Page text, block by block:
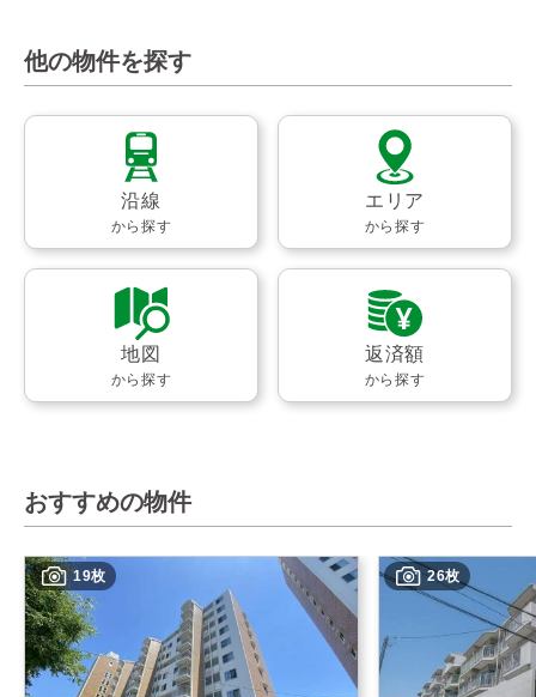
他の物件を探す
沿線
から探す
エリア
から探す
地図
から探す
返済額
から探す
おすすめの物件
19枚 26枚